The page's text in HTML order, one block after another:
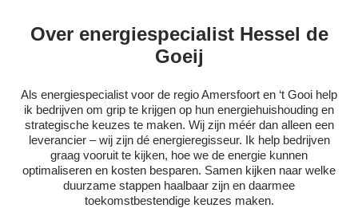
Over energiespecialist Hessel de
Goeij
Als energiespecialist voor de regio Amersfoort en ‘t Gooi help
ik bedrijven om grip te krijgen op hun energiehuishouding en
strategische keuzes te maken. Wij zijn méér dan alleen een
leverancier – wij zijn dé energieregisseur. Ik help bedrijven
graag vooruit te kijken, hoe we de energie kunnen
optimaliseren en kosten besparen. Samen kijken naar welke
duurzame stappen haalbaar zijn en daarmee
toekomstbestendige keuzes maken.